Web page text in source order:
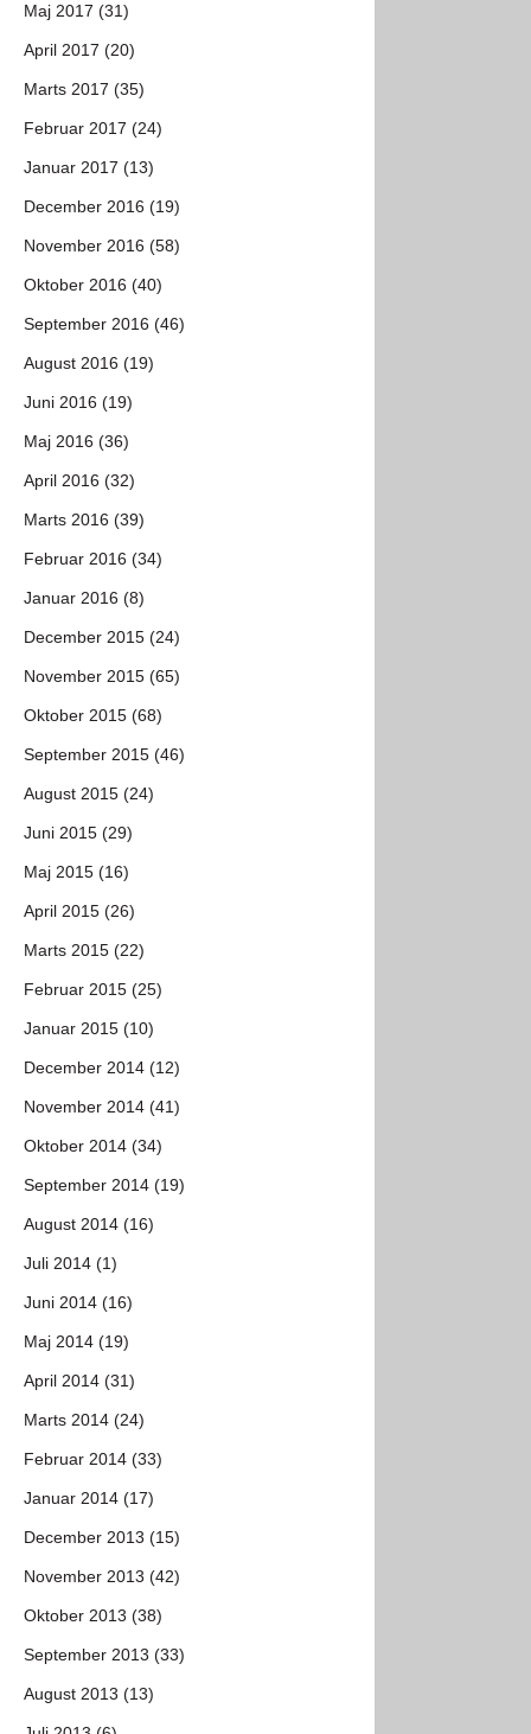
Maj 2017 (31)
April 2017 (20)
Marts 2017 (35)
Februar 2017 (24)
Januar 2017 (13)
December 2016 (19)
November 2016 (58)
Oktober 2016 (40)
September 2016 (46)
August 2016 (19)
Juni 2016 (19)
Maj 2016 (36)
April 2016 (32)
Marts 2016 (39)
Februar 2016 (34)
Januar 2016 (8)
December 2015 (24)
November 2015 (65)
Oktober 2015 (68)
September 2015 (46)
August 2015 (24)
Juni 2015 (29)
Maj 2015 (16)
April 2015 (26)
Marts 2015 (22)
Februar 2015 (25)
Januar 2015 (10)
December 2014 (12)
November 2014 (41)
Oktober 2014 (34)
September 2014 (19)
August 2014 (16)
Juli 2014 (1)
Juni 2014 (16)
Maj 2014 (19)
April 2014 (31)
Marts 2014 (24)
Februar 2014 (33)
Januar 2014 (17)
December 2013 (15)
November 2013 (42)
Oktober 2013 (38)
September 2013 (33)
August 2013 (13)